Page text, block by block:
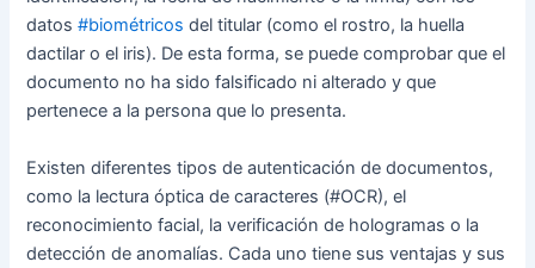
datos#biométricos del titular (como el rostro, la huella
dactilar o el iris). De esta forma, se puede comprobar que el
documento no ha sido falsificado ni alterado y que
pertenece a la persona que lo presenta.
Existen diferentes tipos de autenticación de documentos,
como la lectura óptica de caracteres (#OCR), el
reconocimiento facial, la verificación de hologramas o la
detección de anomalías. Cada uno tiene sus ventajas y sus